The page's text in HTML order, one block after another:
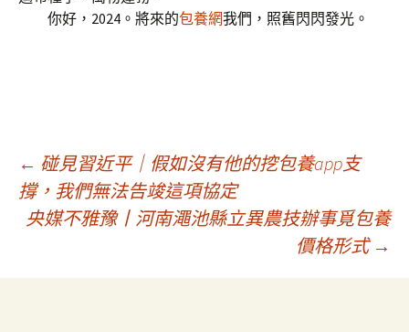
你好，2024。將來的包養網我們，照舊閃閃發光。
文
章
導
← 碰見習近平｜假如沒有他的挖包養app支
撐，我們無法告竣這項協定
央媒不雅豫丨河南澠池縣立異農技辦事覓包養
價格形式 →